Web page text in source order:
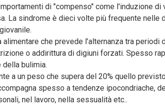
di "compenso" come l'induzione di
La sindrome è dieci volte più frequente nelle
alimentare che prevede l’alternanza tra periodi
o addirittura di digiuni forzati. Spesso
della bulimia.
a un peso che supera del 20% quello
spesso a tendenze ipocondriache,
nel lavoro, nella sessualità etc..